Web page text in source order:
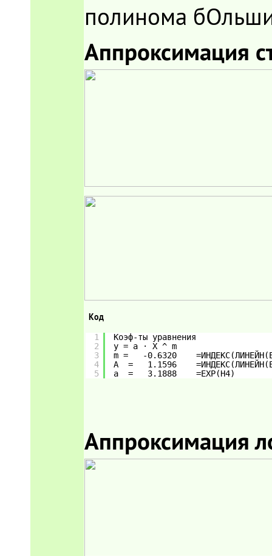
полинома
Аппроксимация
Код
1
2
3
4
5
Коэф-ты уравнения
y = а · Х ^ m
m =   -0.6320
A  =   1.1596
a  =   3.1888    =EXP(H4)
Аппроксимация